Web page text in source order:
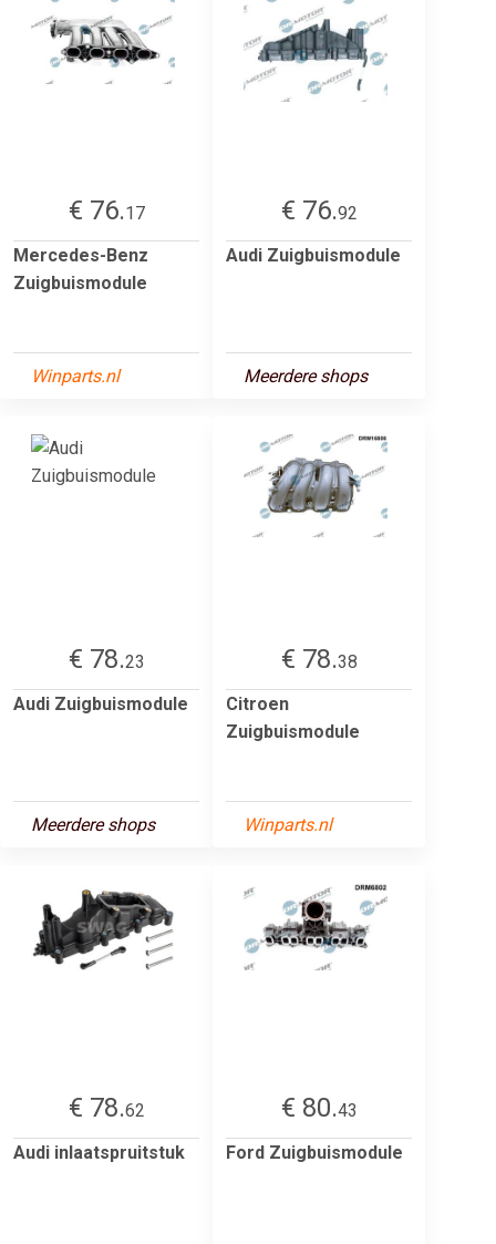
€ 76.17
Mercedes-Benz
Zuigbuismodule
Winparts.nl
€ 76.92
Audi Zuigbuismodule
Meerdere shops
€ 78.23
Audi Zuigbuismodule
Meerdere shops
€ 78.38
Citroen
Zuigbuismodule
Winparts.nl
€ 78.62
Audi inlaatspruitstuk
€ 80.43
Ford Zuigbuismodule